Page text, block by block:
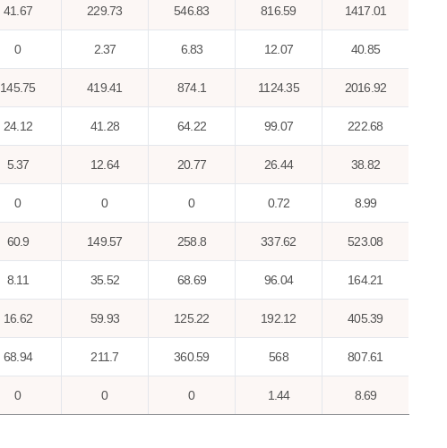
41.67 229.73 546.83 816.59 1417.01
0 2.37 6.83 12.07 40.85
145.75 419.41 874.1 1124.35 2016.92
24.12 41.28 64.22 99.07 222.68
5.37 12.64 20.77 26.44 38.82
0 0 0 0.72 8.99
60.9 149.57 258.8 337.62 523.08
8.11 35.52 68.69 96.04 164.21
16.62 59.93 125.22 192.12 405.39
68.94 211.7 360.59 568 807.61
0 0 0 1.44 8.69